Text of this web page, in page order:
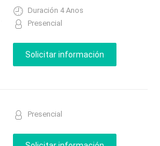
Duración 4 Anos
Presencial
Presencial